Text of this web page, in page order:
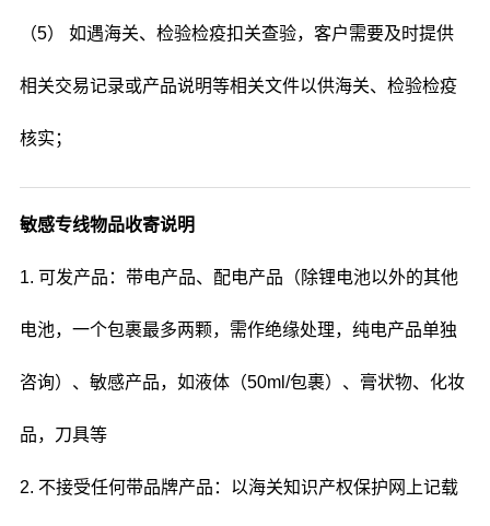
（5） 如遇海关、检验检疫扣关查验，客户需要及时提供
相关交易记录或产品说明等相关文件以供海关、检验检疫
核实；
敏感专线物品收寄说明
1. 可发产品：带电产品、配电产品（除锂电池以外的其他
电池，一个包裹最多两颗，需作绝缘处理，纯电产品单独
咨询）、敏感产品，如液体（50ml/包裹）、膏状物、化妆
品，刀具等
2. 不接受任何带品牌产品：以海关知识产权保护网上记载